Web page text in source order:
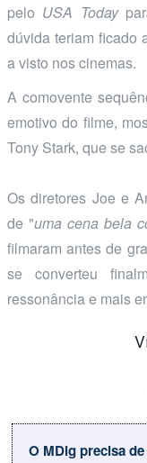
pelo USA Today
dúvida teriam ficado
a visto nos cinemas.
A comovente
emotivo do filme,
Tony Stark, que se
Os diretores Joe e
de "uma cena bela
filmaram antes de
se converteu
ressonância e mais
O MDig precisa